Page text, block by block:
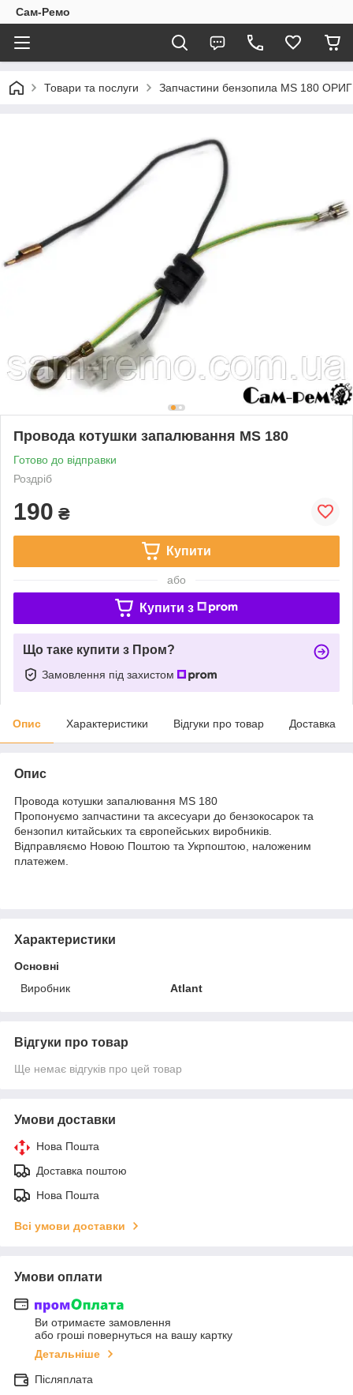
Сам-Ремо
Товари та послуги Запчастини бензопила МS 180
Провода котушки запалювання MS 180
Готово до відправки
Роздріб
190 ₴
Купити
або
Купити з
Що таке купити з Пром?
Замовлення під захистом
Опис Характеристики Відгуки про товар Доставка
Опис
Провода котушки запалювання MS 180
Пропонуємо запчастини та аксесуари до бензокосарок та
бензопил китайських та європейських виробників.
Відправляємо Новою Поштою та Укрпоштою, наложеним
платежем.
Характеристики
Основні
Виробник
Atlant
Відгуки про товар
Ще немає відгуків про цей товар
Умови доставки
Нова Пошта
Доставка поштою
Нова Пошта
Всі умови доставки
Умови оплати
Ви отримаєте замовлення
або гроші повернуться на вашу картку
Детальніше
Післяплата